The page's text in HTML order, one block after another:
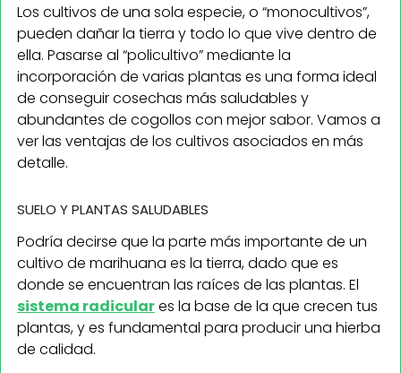
Los cultivos de una sola especie, o “monocultivos”,
pueden dañar la tierra y todo lo que vive dentro de
ella. Pasarse al “policultivo” mediante la
incorporación de varias plantas es una forma ideal
de conseguir cosechas más saludables y
abundantes de cogollos con mejor sabor. Vamos a
ver las ventajas de los cultivos asociados en más
detalle.
SUELO Y PLANTAS SALUDABLES
Podría decirse que la parte más importante de un
cultivo de marihuana es la tierra, dado que es
donde se encuentran las raíces de las plantas. El
sistema radiculares la base de la que crecen tus
plantas, y es fundamental para producir una hierba
de calidad.